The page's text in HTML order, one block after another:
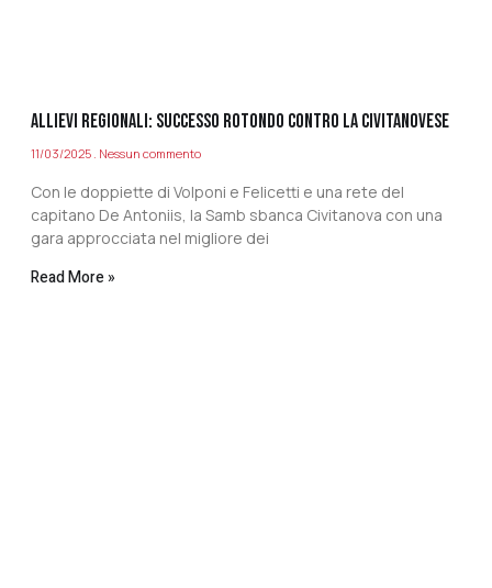
ALLIEVI REGIONALI: SUCCESSO ROTONDO CONTRO LA CIVITANOVESE
11/03/2025 Nessun commento
Con le doppiette di Volponi e Felicetti e una rete del
capitano De Antoniis, la Samb sbanca Civitanova con una
gara approcciata nel migliore dei
Read More »